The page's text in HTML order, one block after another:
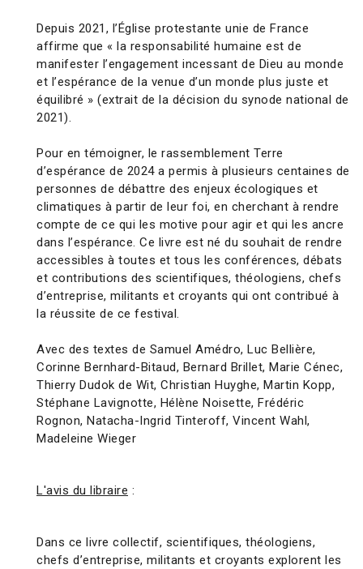
Depuis 2021, l’Église protestante unie de France
affirme que « la responsabilité humaine est de
manifester l’engagement incessant de Dieu au monde
et l’espérance de la venue d’un monde plus juste et
équilibré » (extrait de la décision du synode national de
2021).
Pour en témoigner, le rassemblement Terre
d’espérance de 2024 a permis à plusieurs centaines de
personnes de débattre des enjeux écologiques et
climatiques à partir de leur foi, en cherchant à rendre
compte de ce qui les motive pour agir et qui les ancre
dans l’espérance. Ce livre est né du souhait de rendre
accessibles à toutes et tous les conférences, débats
et contributions des scientifiques, théologiens, chefs
d’entreprise, militants et croyants qui ont contribué à
la réussite de ce festival.
Avec des textes de Samuel Amédro, Luc Bellière,
Corinne Bernhard-Bitaud, Bernard Brillet, Marie Cénec,
Thierry Dudok de Wit, Christian Huyghe, Martin Kopp,
Stéphane Lavignotte, Hélène Noisette, Frédéric
Rognon, Natacha-Ingrid Tinteroff, Vincent Wahl,
Madeleine Wieger
L'avis du libraire :
Dans ce livre collectif, scientifiques, théologiens,
chefs d’entreprise, militants et croyants explorent les